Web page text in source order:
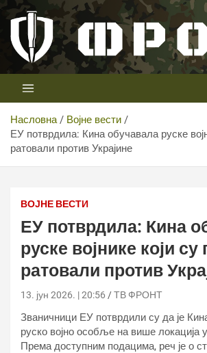
Скип
цонтент
Телевизија ФРОНТ
Први војни канал у Србији
Насловна
Војне вести
ЕУ потврдила: Кина обучавала руске
ратовали против Украјине
ВОЈНЕ ВЕСТИ
ЕУ потврдила: Кина
руске војнике који су
ратовали против
13. јун 2026. | 20:56 ТВ ФРОНТ
Званичници ЕУ потврдили су да је
руско војно особље на више локација
Према доступним подацима, реч је о